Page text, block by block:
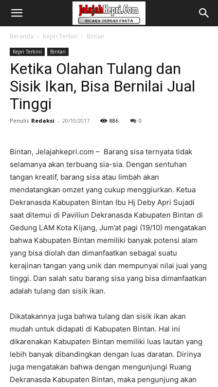
Beranda Kepri Terkini Bintan
Kepri Terkini Bintan
Ketika Olahan Tulang dan
Sisik Ikan, Bisa Bernilai Jual
Tinggi
Penulis Redaksi - 20/10/2017 886 0
Bintan, Jelajahkepri.com – Barang sisa ternyata tidak
selamanya akan terbuang sia-sia. Dengan sentuhan
tangan kreatif, barang sisa atau limbah akan
mendatangkan omzet yang cukup menggiurkan. Ketua
Dekranasda Kabupaten Bintan Ibu Hj Deby Apri Sujadi
saat ditemui di Paviliun Dekranasda Kabupaten Bintan di
Gedung LAM Kota Kijang, Jum’at pagi (19/10) mengatakan
bahwa Kabupaten Bintan memiliki banyak potensi alam
yang bisa diolah dan dimanfaatkan sebagai suatu
kerajinan tangan yang unik dan mempunyai nilai jual yang
tinggi. Dan salah satu barang sisa yang bisa dimanfaatkan
adalah tulang dan sisik ikan.
Dikatakannya juga bahwa tulang dan sisik ikan akan
mudah untuk didapati di Kabupaten Bintan. Hal ini
dikarenakan Kabupaten Bintan memiliki luas lautan yang
lebih banyak dibandingkan dengan luas daratan. Dirinya
juga mengatakan bahwa dengan mengunjungi Ruang
Dekranasda Kabupaten Bintan, maka pengunjung akan